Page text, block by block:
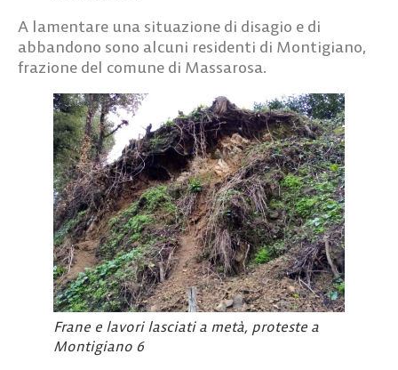
A lamentare una situazione di disagio e di
abbandono sono alcuni residenti di Montigiano,
frazione del comune di Massarosa.
Frane e lavori lasciati a metà, proteste a
Montigiano 6